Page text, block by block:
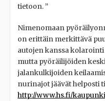
tietoon. ”
Nimenomaan
on erittäin merkittävä
autojen kanssa
mutta pyöräilijöiden
jalankulkijoiden
nurinajot jäävät helposti
http://www.hs.fi/